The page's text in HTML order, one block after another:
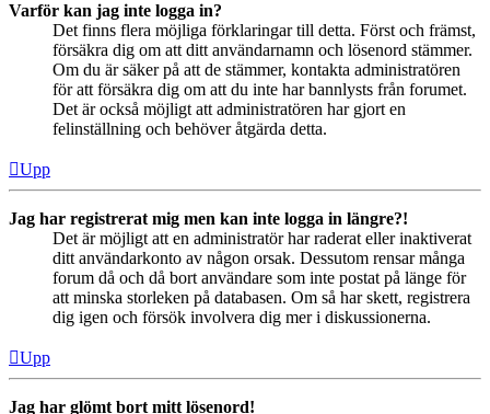
Varför kan jag inte logga in?
Det finns flera möjliga förklaringar till detta. Först och främst,
försäkra dig om att ditt användarnamn och lösenord stämmer.
Om du är säker på att de stämmer, kontakta administratören
för att försäkra dig om att du inte har bannlysts från forumet.
Det är också möjligt att administratören har gjort en
felinställning och behöver åtgärda detta.
Upp
Jag har registrerat mig men kan inte logga in längre?!
Det är möjligt att en administratör har raderat eller inaktiverat
ditt användarkonto av någon orsak. Dessutom rensar många
forum då och då bort användare som inte postat på länge för
att minska storleken på databasen. Om så har skett, registrera
dig igen och försök involvera dig mer i diskussionerna.
Upp
Jag har glömt bort mitt lösenord!